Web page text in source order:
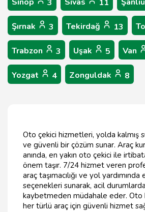
3 11
Şırnak 3 Tekirdağ 13
Trabzon 3 Uşak 5 Van
Yozgat 4 Zonguldak 8
Oto çekici hizmetleri, yolda kalmış
ve güvenli bir çözüm sunar. Araç
anında, en yakın oto çekici ile
önem taşır. 7/24 hizmet veren
araç taşımacılığı ve yol
seçenekleri sunarak, acil
kaybetmeden müdahale eder. Oto
her türlü araç için güvenli hizmet